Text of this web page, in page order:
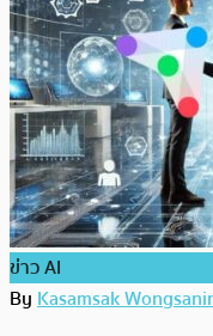
ข่าว AI
ByKasamsak